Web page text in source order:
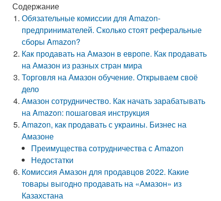
Содержание
Обязательные комиссии для Amazon-
предпринимателей. Сколько стоят реферальные
сборы Amazon?
Как продавать на Амазон в европе. Как продавать
на Амазон из разных стран мира
Торговля на Амазон обучение. Открываем своё
дело
Амазон сотрудничество. Как начать зарабатывать
на Amazon: пошаговая инструкция
Amazon, как продавать с украины. Бизнес на
Амазоне
Преимущества сотрудничества с Amazon
Недостатки
Комиссия Амазон для продавцов 2022. Какие
товары выгодно продавать на «Амазон» из
Казахстана